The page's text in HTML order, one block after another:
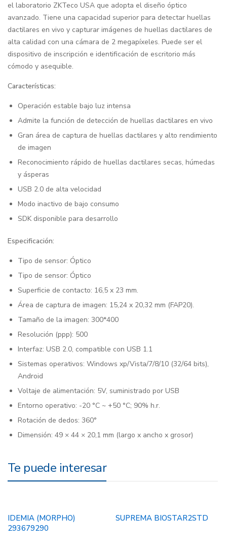
el laboratorio ZKTeco USA que adopta el diseño óptico
avanzado. Tiene una capacidad superior para detectar huellas
dactilares en vivo y capturar imágenes de huellas dactilares de
alta calidad con una cámara de 2 megapíxeles. Puede ser el
dispositivo de inscripción e identificación de escritorio más
cómodo y asequible.
Características:
Operación estable bajo luz intensa
Admite la función de detección de huellas dactilares en vivo
Gran área de captura de huellas dactilares y alto rendimiento
de imagen
Reconocimiento rápido de huellas dactilares secas, húmedas
y ásperas
USB 2.0 de alta velocidad
Modo inactivo de bajo consumo
SDK disponible para desarrollo
Especificación:
Tipo de sensor: Óptico
Tipo de sensor: Óptico
Superficie de contacto: 16,5 x 23 mm.
Área de captura de imagen: 15,24 x 20,32 mm (FAP20).
Tamaño de la imagen: 300*400
Resolución (ppp): 500
Interfaz: USB 2.0, compatible con USB 1.1
Sistemas operativos: Windows xp/Vista/7/8/10 (32/64 bits),
Android
Voltaje de alimentación: 5V, suministrado por USB
Entorno operativo: -20 °C ~ +50 °C; 90% h.r.
Rotación de dedos: 360°
Dimensión: 49 × 44 × 20,1 mm (largo x ancho x grosor)
Te puede interesar
IDEMIA (MORPHO)
293679290
SUPREMA BIOSTAR2STD